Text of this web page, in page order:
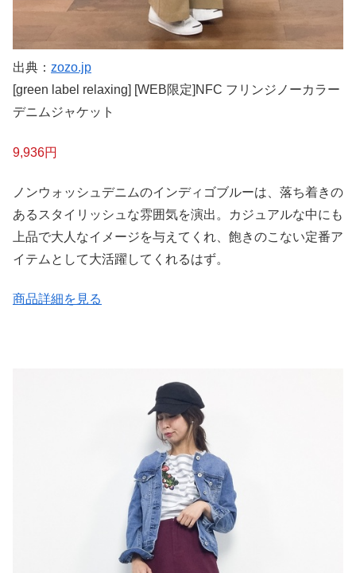
出典： zozo.jp
[green label relaxing] [WEB限定]NFC フリンジノーカラー
デニムジャケット
9,936円
ノンウォッシュデニムのインディゴブルーは、落ち着きの
あるスタイリッシュな雰囲気を演出。カジュアルな中にも
上品で大人なイメージを与えてくれ、飽きのこない定番ア
イテムとして大活躍してくれるはず。
商品詳細を見る